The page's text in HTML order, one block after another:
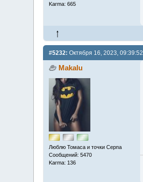
Karma: 665
#5232: Октября 16, 2023, 09:39:52
Makalu
Люблю Томаса и точки Серпа
Сообщений: 5470
Karma: 136